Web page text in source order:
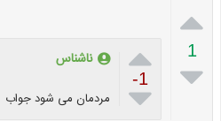

1


-1

ناشناس
مردمان می شود جواب